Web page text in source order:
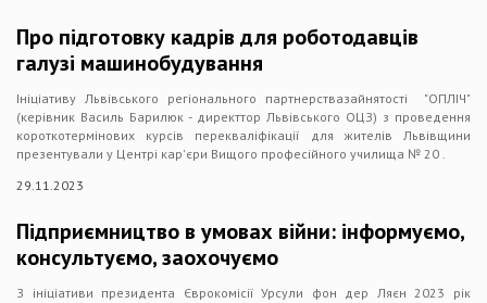
Про підготовку кадрів для роботодавців
галузі машинобудування
Ініціативу Львівського регіонального партнерствазайнятості "ОПЛІЧ"
(керівник Василь Барилюк - директтор Львівського ОЦЗ) з проведення
короткотермінових курсів перекваліфікації для жителів Львівщини
презентували у Центрі кар'єри Вищого професійного училища № 20 .
29.11.2023
Підприємництво в умовах війни: інформуємо,
консультуємо, заохочуємо
З ініціативи президента Єврокомісії Урсули фон дер Ляєн 2023 рік